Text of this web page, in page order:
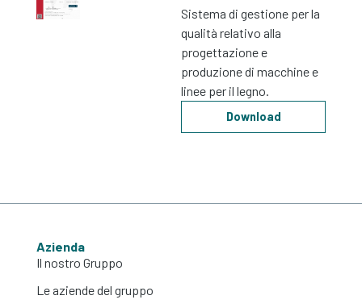
Sistema di gestione per la
qualità relativo alla
progettazione e
produzione di macchine e
linee per il legno.
Download
Azienda
Il nostro Gruppo
Le aziende del gruppo